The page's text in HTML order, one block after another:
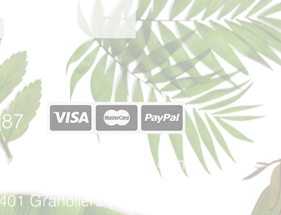
Granollers (Barcelona)